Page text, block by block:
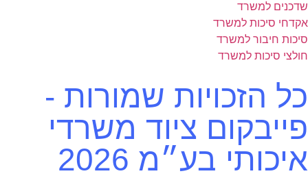
שדכנים למשרד
אקדחי סיכות למשרד
סיכות חיבור למשרד
חולצי סיכות למשרד
כל הזכויות שמורות -
פייבקום ציוד משרדי
איכותי בע״מ 2026